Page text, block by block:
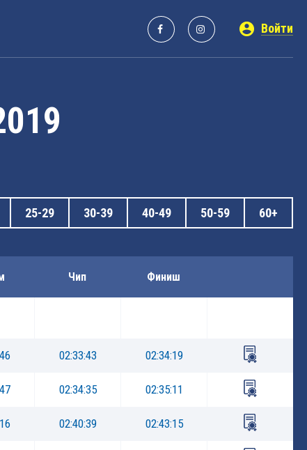
Войти
25-29 30-39 40-49 50-59 60+
Чип Финиш
02:33:43 02:34:19
02:34:35 02:35:11
02:40:39 02:43:15